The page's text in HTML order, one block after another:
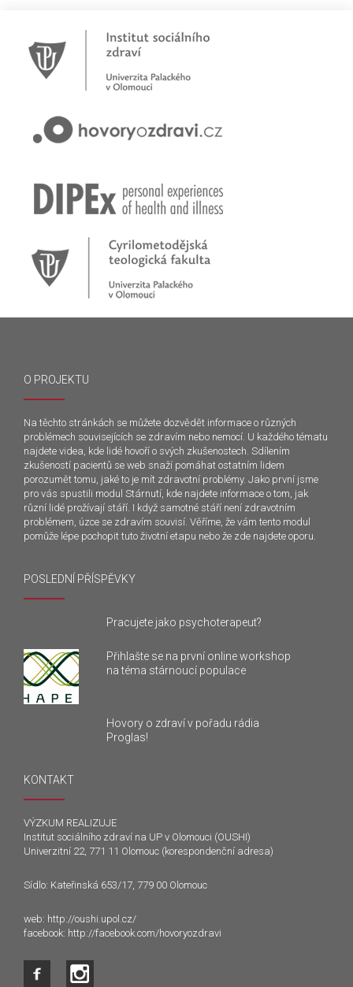
O PROJEKTU
Na těchto stránkách se můžete dozvědět informace o různých
problémech souvisejících se zdravím nebo nemocí. U každého tématu
najdete videa, kde lidé hovoří o svých zkušenostech. Sdílením
zkušeností pacientů se web snaží pomáhat ostatním lidem
porozumět tomu, jaké to je mít zdravotní problémy. Jako první jsme
pro vás spustili modul Stárnutí, kde najdete informace o tom, jak
různí lidé prožívají stáří. I když samotné stáří není zdravotním
problémem, úzce se zdravím souvisí. Věříme, že vám tento modul
pomůže lépe pochopit tuto životní etapu nebo že zde najdete oporu.
POSLEDNÍ PŘÍSPĚVKY
Pracujete jako psychoterapeut?
Přihlašte se na první online workshop
na téma stárnoucí populace
Hovory o zdraví v pořadu rádia
Proglas!
KONTAKT
VÝZKUM REALIZUJE
Institut sociálního zdraví na UP v Olomouci (OUSHI)
Univerzitní 22, 771 11 Olomouc (korespondenční adresa)
Sídlo: Kateřinská 653/17, 779 00 Olomouc
web: http://oushi.upol.cz/
facebook: http://facebook.com/hovoryozdravi